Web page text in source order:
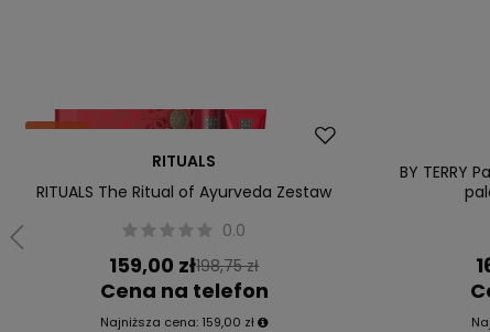
Okazja
RITUALS
RITUALS The Ritual of Ayurveda Zestaw
0.0
159,00 zł198,75 zł
Cena na telefon
Najniższa cena: 159,00 zł
BY TERRY